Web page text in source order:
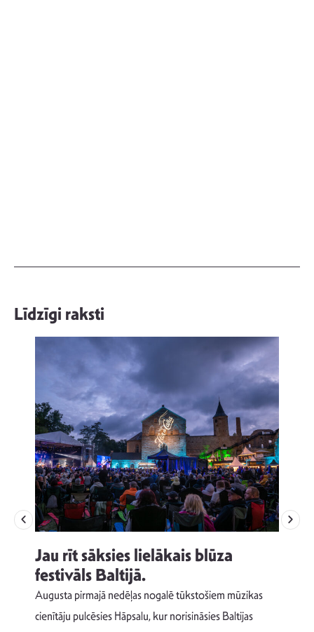
Līdzīgi raksti
Jau rīt sāksies lielākais blūza
festivāls Baltijā.
Augusta pirmajā nedēļas nogalē tūkstošiem mūzikas
cienītāju pulcēsies Hāpsalu, kur norisināsies Baltijas